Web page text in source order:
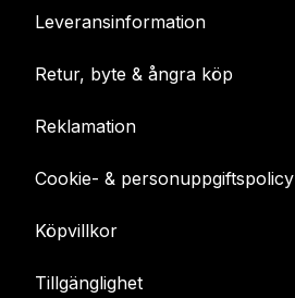
Leveransinformation
Retur, byte & ångra köp
Reklamation
Cookie- & personuppgiftspolicy
Köpvillkor
Tillgänglighet